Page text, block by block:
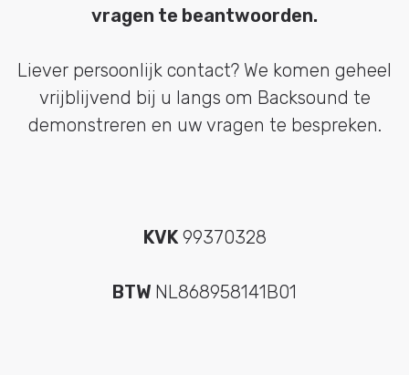
vragen te beantwoorden.
Liever persoonlijk contact? We komen geheel
vrijblijvend bij u langs om Backsound te
demonstreren en uw vragen te bespreken.
KVK99370328
BTW NL868958141B01